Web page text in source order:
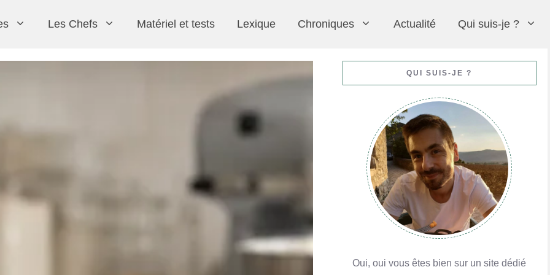
En savoir plus
En savoir plus
Les Chefs
En savoir plus
Matériel et tests Lexique Chroniques
En savoir plus
Actualité Qui suis-je ?
QUI SUIS-JE ?
Oui, oui vous êtes bien sur un site dédié